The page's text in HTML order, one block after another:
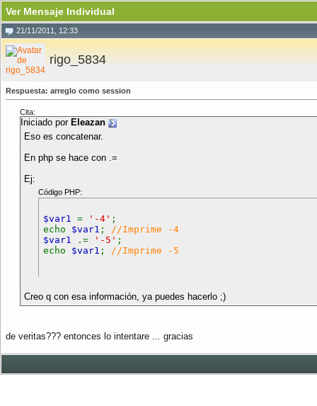
Ver Mensaje Individual
21/11/2011, 12:33
rigo_5834
Respuesta: arreglo como session
Cita:
Iniciado por Eleazan
Eso es concatenar.
En php se hace con .=
Ej:
Código PHP:
$var1 = '-4' ;
echo $var1 ; //Imprime -4
$var1
.= '-5' ;
echo $var1 ; //Imprime -5
Creo q con esa información, ya puedes hacerlo ;)
de veritas??? entonces lo intentare ... gracias